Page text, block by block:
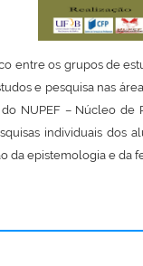
entre os grupos de
e pesquisa nas
NUPEF – Núcleo de
individuais dos
da epistemologia e